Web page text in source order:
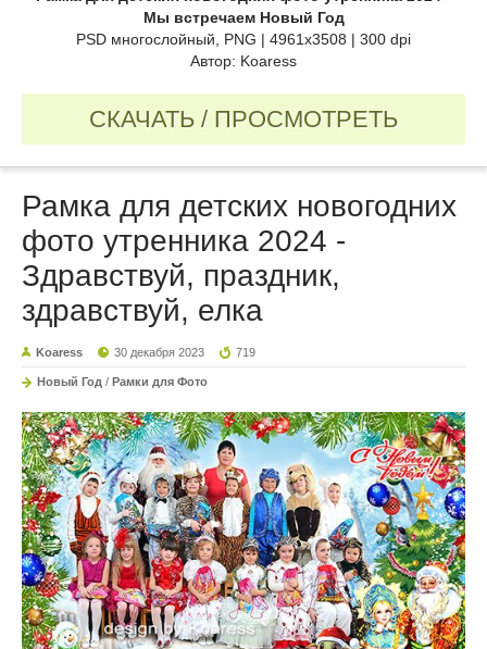
Мы встречаем Новый Год
PSD многослойный, PNG | 4961x3508 | 300 dpi
Автор: Koaress
СКАЧАТЬ / ПРОСМОТРЕТЬ
Рамка для детских новогодних
фото утренника 2024 -
Здравствуй, праздник,
здравствуй, елка
Koaress 30 декабря 2023 719
Новый Год / Рамки для Фото